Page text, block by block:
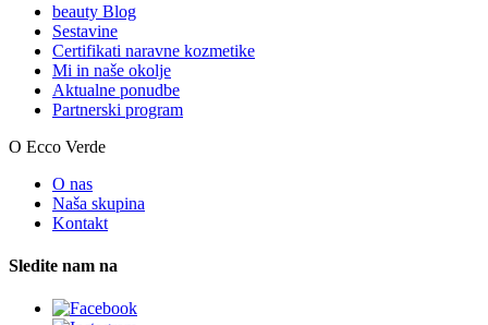
beauty Blog
Sestavine
Certifikati naravne kozmetike
Mi in naše okolje
Aktualne ponudbe
Partnerski program
O Ecco Verde
O nas
Naša skupina
Kontakt
Sledite nam na